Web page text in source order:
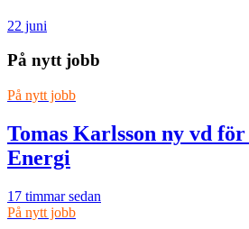
22 juni
På nytt jobb
På nytt jobb
Tomas Karlsson ny vd
Energi
17 timmar sedan
På nytt jobb